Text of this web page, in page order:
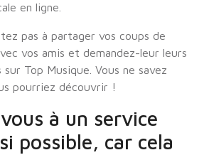
en ligne.
pas à partager vos coups de
vos amis et demandez-leur leurs
sur Top Musique. Vous ne savez
pourriez découvrir !
à un service
possible, car cela